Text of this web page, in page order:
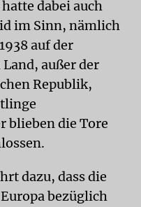
dabei auch
im Sinn, nämlich
auf der
außer der
Republik,
blieben die Tore
dazu, dass die
bezüglich